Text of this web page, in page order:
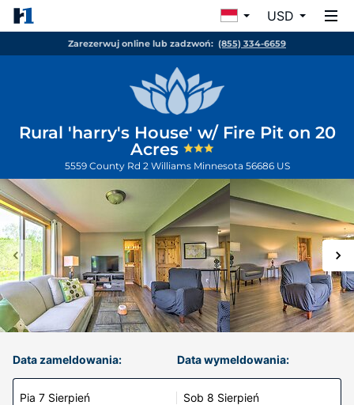
USD
Zarezerwuj online lub zadzwoń: (855) 334-6659
Rural 'harry's House' w/ Fire Pit on 20
Acres
5559 County Rd 2 Williams Minnesota 56686 US
Data zameldowania:
Pia 7 Sierpień
Data wymeldowania:
Sob 8 Sierpień